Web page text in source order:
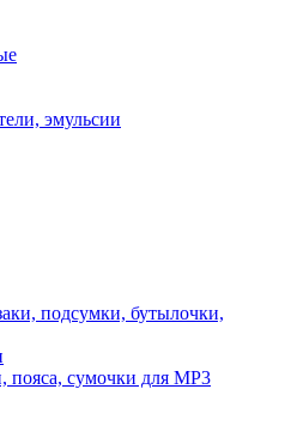
эмульсии
подсумки, бутылочки,
сумочки для MP3